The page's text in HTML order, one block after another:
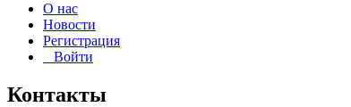
О нас
Новости
Регистрация
Войти
Контакты